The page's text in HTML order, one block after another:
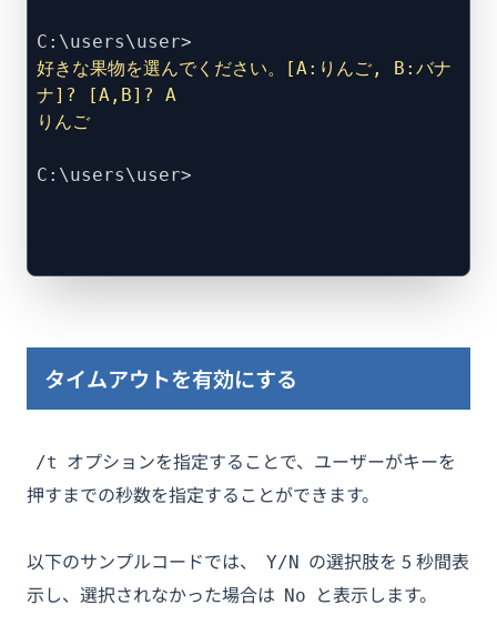
C:\users\user>
好きな果物を選んでください。[A:りんご, B:バナ
ナ]? [A,B]? A
りんご
C:\users\user>
タイムアウトを有効にする
/t オプションを指定することで、ユーザーがキーを
押すまでの秒数を指定することができます。
以下のサンプルコードでは、 Y/N の選択肢を 5 秒間表
示し、選択されなかった場合は No と表示します。